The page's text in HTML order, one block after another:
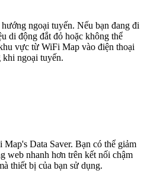
ngoại tuyến. Nếu bạn đang đi
di động đắt đỏ hoặc không thể
vực từ WiFi Map vào điện thoại
khi ngoại tuyến.
Data Saver. Bạn có thể giảm
web nhanh hơn trên kết nối chậm
thiết bị của bạn sử dụng.